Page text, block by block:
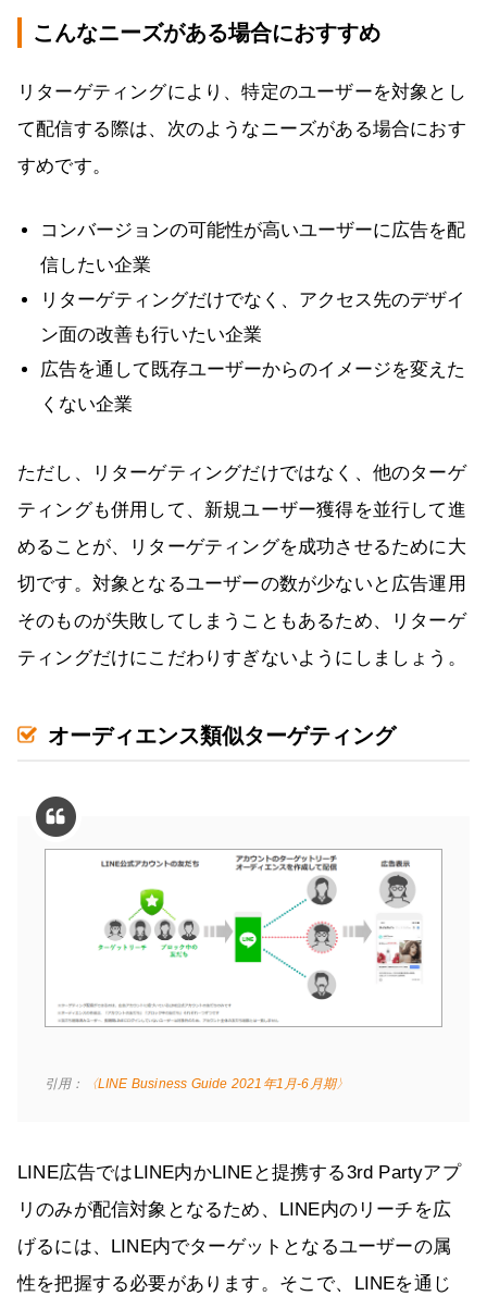
こんなニーズがある場合におすすめ
リターゲティングにより、特定のユーザーを対象とし
て配信する際は、次のようなニーズがある場合におす
すめです。
コンバージョンの可能性が高いユーザーに広告を配
信したい企業
リターゲティングだけでなく、アクセス先のデザイ
ン面の改善も行いたい企業
広告を通して既存ユーザーからのイメージを変えた
くない企業
ただし、リターゲティングだけではなく、他のターゲ
ティングも併用して、新規ユーザー獲得を並行して進
めることが、リターゲティングを成功させるために大
切です。対象となるユーザーの数が少ないと広告運用
そのものが失敗してしまうこともあるため、リターゲ
ティングだけにこだわりすぎないようにしましょう。
オーディエンス類似ターゲティング
引用： 〈LINE Business Guide 2021年1月-6月期〉
LINE広告ではLINE内かLINEと提携する3rd Partyアプ
リのみが配信対象となるため、LINE内のリーチを広
げるには、LINE内でターゲットとなるユーザーの属
性を把握する必要があります。そこで、LINEを通じ